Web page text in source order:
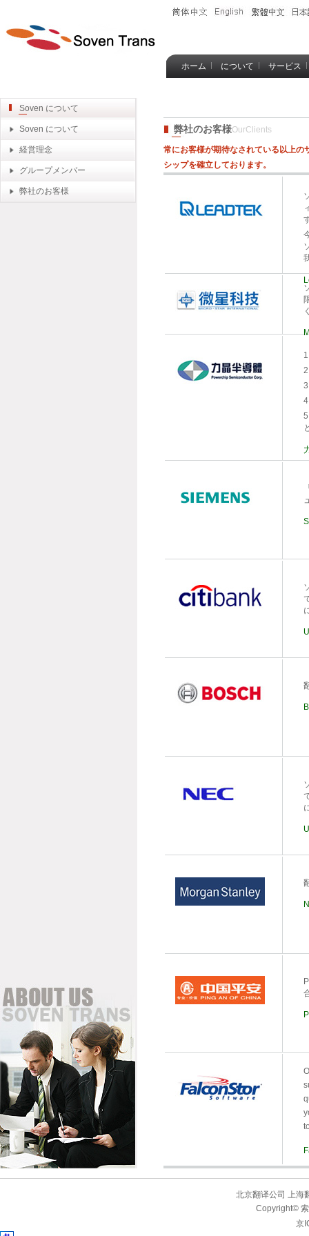
ホーム について サービス
Soven について
Soven について
経営理念
グループメンバー
弊社のお客様
弊社のお客様OurClients
常にお客様が期待なされている以上の
シップを確立しております。
北京翻译公司 上海
Copyright©
京